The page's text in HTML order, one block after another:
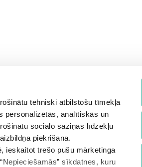
tehniski atbilstošu tīmekļa
personalizētās, analītiskās un
sociālo saziņas līdzekļu
piekrišana.
ieskaitot trešo pušu mārketinga
sīkdatnes, kuru
tēmā
tēmām?